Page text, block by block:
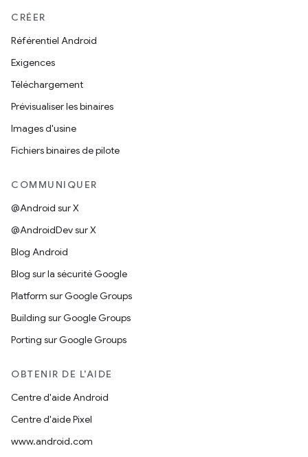
CRÉER
Référentiel Android
Exigences
Téléchargement
Prévisualiser les binaires
Images d'usine
Fichiers binaires de pilote
COMMUNIQUER
@Android sur X
@AndroidDev sur X
Blog Android
Blog sur la sécurité Google
Platform sur Google Groups
Building sur Google Groups
Porting sur Google Groups
OBTENIR DE L'AIDE
Centre d'aide Android
Centre d'aide Pixel
www.android.com